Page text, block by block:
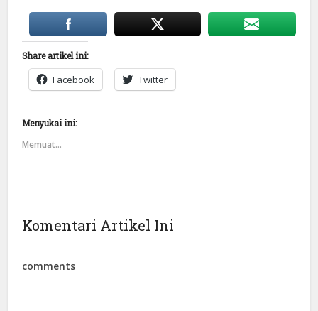
Share artikel ini:
Facebook Twitter
Menyukai ini:
Memuat...
Komentari Artikel Ini
comments